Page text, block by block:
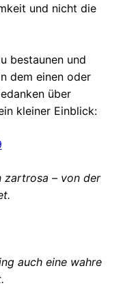
und nicht die
bestaunen und
dem einen oder
über
kleiner Einblick:
zartrosa – von der
auch eine wahre